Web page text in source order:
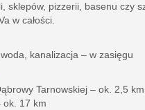
sklepów, pizzerii, basenu czy
w całości.
kanalizacja – w zasięgu
Tarnowskiej – ok. 2,5 km
ok. 17 km